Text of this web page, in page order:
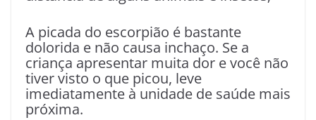
A picada do escorpião é bastante
dolorida e não causa inchaço. Se a
criança apresentar muita dor e você não
tiver visto o que picou, leve
imediatamente à unidade de saúde mais
próxima.